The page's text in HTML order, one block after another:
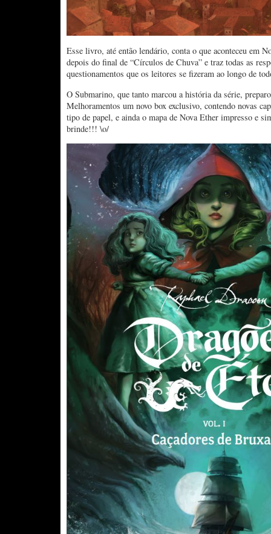
Esse livro, até então lendário, conta o que aconteceu em
depois do final de “Círculos de Chuva” e traz todas as
questionamentos que os leitores se fizeram ao longo de
O Submarino, que tanto marcou a história da série,
Melhoramentos um novo box exclusivo, contendo novas
tipo de papel, e ainda o mapa de Nova Ether impresso e
brinde!!! \o/